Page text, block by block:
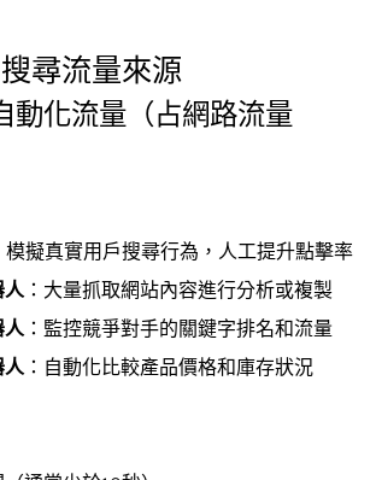
尋流量來源
動化流量（占網路流量
模擬真實用戶搜尋行為，人工提升點擊率
人：大量抓取網站內容進行分析或複製
人：監控競爭對手的關鍵字排名和流量
人：自動化比較產品價格和庫存狀況